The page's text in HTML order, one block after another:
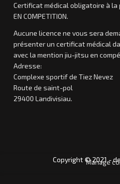
Certificat médical obligatoire à
EN COMPETITION.
Aucune licence ne vous sera
présenter un certificat médical
avec la mention jiu-jitsu en
Adresse:
Complexe sportif de Tiez Nevez
Route de saint-pol
29400 Landivisiau.
Copyright © 2021 -
Manage